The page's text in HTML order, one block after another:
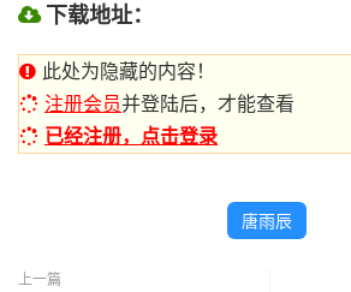
下载地址：
此处为隐藏的内容！
注册会员并登陆后，才能查看
已经注册，点击登录
唐雨辰
上一篇